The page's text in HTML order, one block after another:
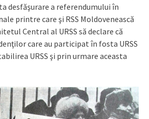
desfăşurare a referendumului în
printre care şi RSS Moldovenească
Central al URSS să declare că
care au participat în fosta URSS
URSS şi prin urmare aceasta